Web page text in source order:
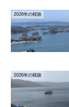
2026年の桜旅
2026年の桜旅